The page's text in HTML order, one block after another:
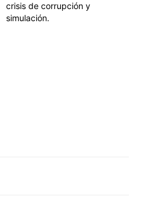
crisis de corrupción y
simulación.